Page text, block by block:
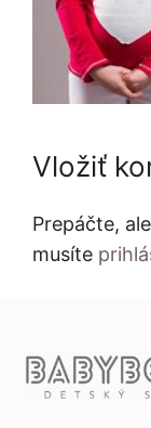
Vložiť
Prepáčte,
musíte